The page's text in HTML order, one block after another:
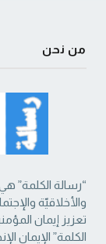
من نحن
“رسالة الكلمة”
والأخلاقيّة
تعزيز إيمان
‏الكلمة” الإيمان